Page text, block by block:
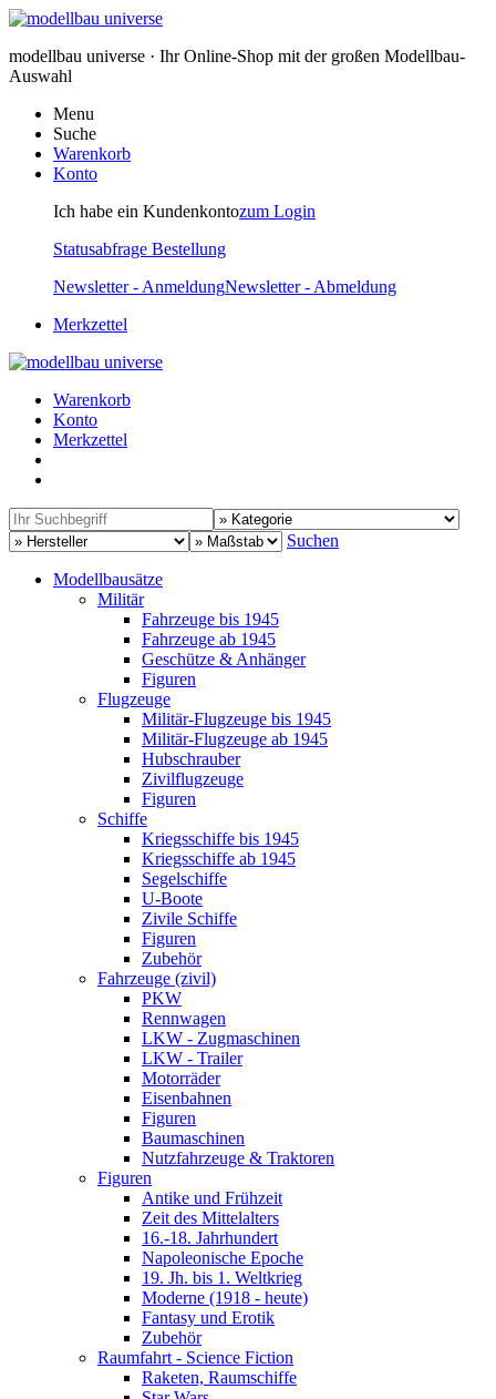
modellbau universe · Ihr Online-Shop mit der großen Modellbau-
Auswahl
Menu
Suche
Warenkorb
Konto
Ich habe ein Kundenkontozum Login
Statusabfrage Bestellung
Newsletter - AnmeldungNewsletter - Abmeldung
Merkzettel
Warenkorb
Konto
Merkzettel
Suchen
Modellbausätze
Militär
Fahrzeuge bis 1945
Fahrzeuge ab 1945
Geschütze & Anhänger
Figuren
Flugzeuge
Militär-Flugzeuge bis 1945
Militär-Flugzeuge ab 1945
Hubschrauber
Zivilflugzeuge
Figuren
Schiffe
Kriegsschiffe bis 1945
Kriegsschiffe ab 1945
Segelschiffe
U-Boote
Zivile Schiffe
Figuren
Zubehör
Fahrzeuge (zivil)
PKW
Rennwagen
LKW - Zugmaschinen
LKW - Trailer
Motorräder
Eisenbahnen
Figuren
Baumaschinen
Nutzfahrzeuge & Traktoren
Figuren
Antike und Frühzeit
Zeit des Mittelalters
16.-18. Jahrhundert
Napoleonische Epoche
19. Jh. bis 1. Weltkrieg
Moderne (1918 - heute)
Fantasy und Erotik
Zubehör
Raumfahrt - Science Fiction
Raketen, Raumschiffe